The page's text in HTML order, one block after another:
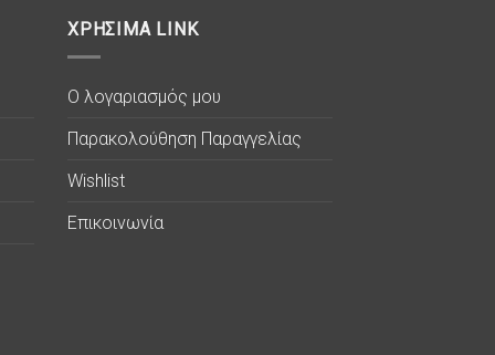
ΧΡΗΣΙΜΑ LINK
Ο λογαριασμός μου
Παρακολούθηση Παραγγελίας
Wishlist
Επικοινωνία